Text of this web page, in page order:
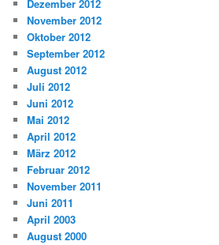
Dezember 2012
November 2012
Oktober 2012
September 2012
August 2012
Juli 2012
Juni 2012
Mai 2012
April 2012
März 2012
Februar 2012
November 2011
Juni 2011
April 2003
August 2000